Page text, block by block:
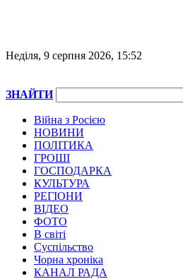
Неділя, 9 серпня 2026, 15:52
ЗНАЙТИ
Війна з Росією
НОВИНИ
ПОЛІТИКА
ГРОШІ
ГОСПОДАРКА
КУЛЬТУРА
РЕГІОНИ
ВІДЕО
ФОТО
В світі
Суспільство
Чорна хроніка
КАНАЛ РАДА